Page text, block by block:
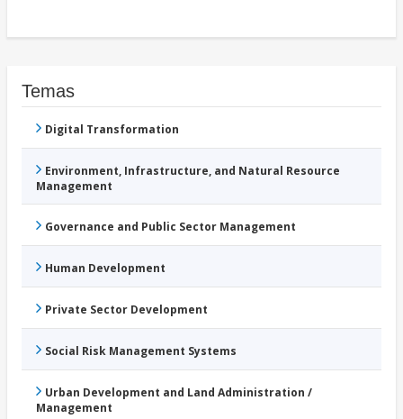
Temas
Digital Transformation
Environment, Infrastructure, and Natural Resource
Management
Governance and Public Sector Management
Human Development
Private Sector Development
Social Risk Management Systems
Urban Development and Land Administration /
Management